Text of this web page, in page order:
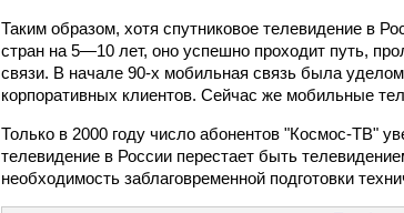
Таким образом, хотя спутниковое телевидение в
стран на 5—10 лет, оно успешно проходит путь,
связи. В начале 90-х мобильная связь была
корпоративных клиентов. Сейчас же мобильные
Только в 2000 году число абонентов "Космос-ТВ"
телевидение в России перестает быть
необходимость заблаговременной подготовки